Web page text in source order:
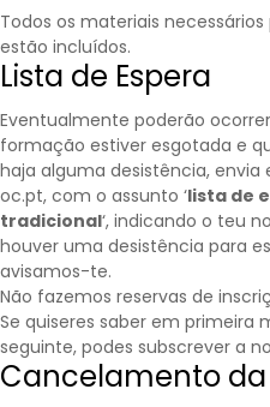
Todos os materiais
estão incluídos.
Lista de Espera
Eventualmente poderão
formação estiver esgotada e
haja alguma desistência,
oc.pt, com o assunto ‘lista de
tradicional‘, indicando o teu
houver uma desistência para
avisamos-te.
Não fazemos reservas de
Se quiseres saber em primeira
seguinte, podes subscrever a
Cancelamento